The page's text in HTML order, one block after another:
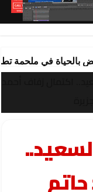
بالحياة في ملحمة